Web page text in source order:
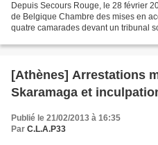
Depuis Secours Rouge, le 28 février
de Belgique Chambre des mises en
quatre camarades devant un tribunal
[Athènes] Arrestations
Skaramaga et
Publié le 21/02/2013 à 16:35
Par C.L.A.P33